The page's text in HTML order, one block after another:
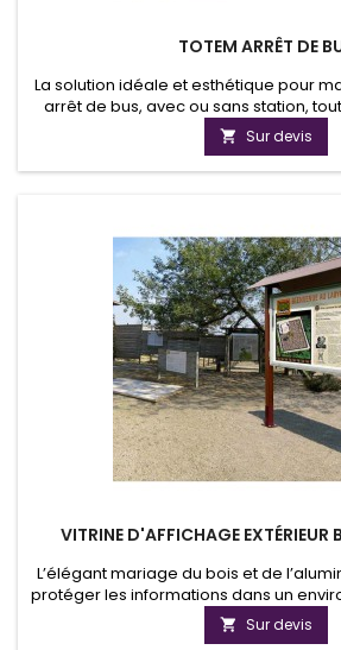
TOTEM ARRÊT DE
La solution idéale et esthétique pour
arrêt de bus, avec ou sans station,
usagers sur les horaires et
 Sur devis
VITRINE D'AFFICHAGE EXTÉRIEUR
L’élégant mariage du bois et de
protéger les informations dans un
la nature (parcs, squares, chemins
ski…).
 Sur devis